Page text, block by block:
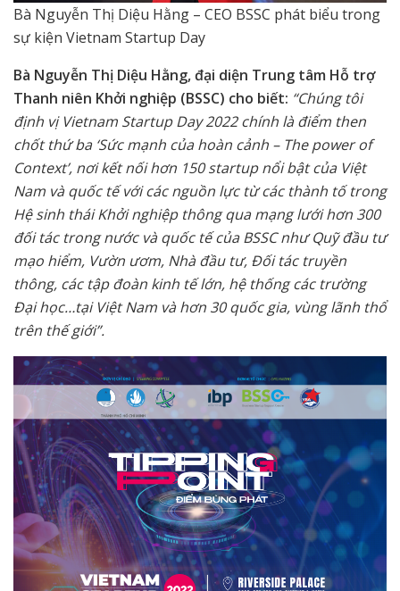
Bà Nguyễn Thị Diệu Hằng – CEO BSSC phát biểu trong
sự kiện Vietnam Startup Day
Bà Nguyễn Thị Diệu Hằng, đại diện Trung tâm Hỗ trợ
Thanh niên Khởi nghiệp (BSSC) cho biết: “Chúng tôi
định vị Vietnam Startup Day 2022 chính là điểm then
chốt thứ ba ‘Sức mạnh của hoàn cảnh – The power of
Context’, nơi kết nối hơn 150 startup nổi bật của Việt
Nam và quốc tế với các nguồn lực từ các thành tố trong
Hệ sinh thái Khởi nghiệp thông qua mạng lưới hơn 300
đối tác trong nước và quốc tế của BSSC như Quỹ đầu tư
mạo hiểm, Vườn ươm, Nhà đầu tư, Đối tác truyền
thông, các tập đoàn kinh tế lớn, hệ thống các trường
Đại học…tại Việt Nam và hơn 30 quốc gia, vùng lãnh thổ
trên thế giới”.